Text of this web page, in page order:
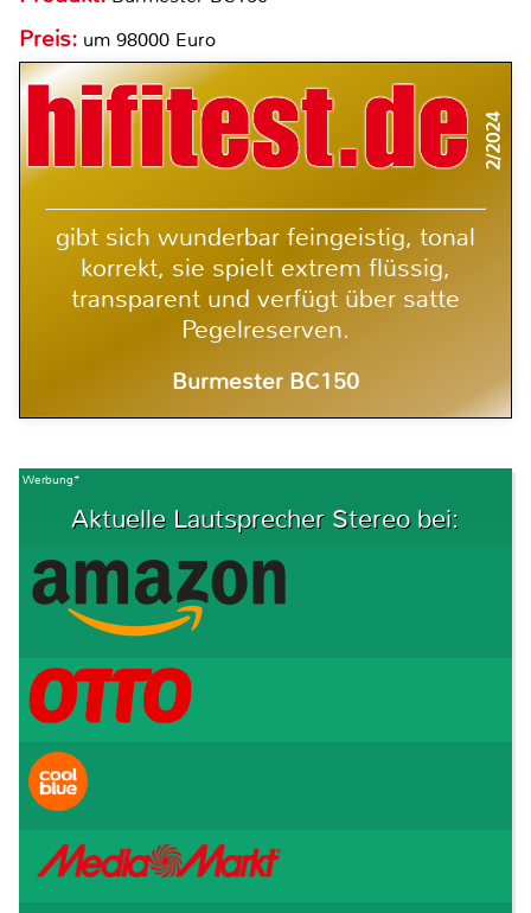
Preis: um 98000 Euro
2/2024
gibt sich wunderbar feingeistig, tonal
korrekt, sie spielt extrem flüssig,
transparent und verfügt über satte
Pegelreserven.
Burmester BC150
Werbung*
Aktuelle Lautsprecher Stereo bei: